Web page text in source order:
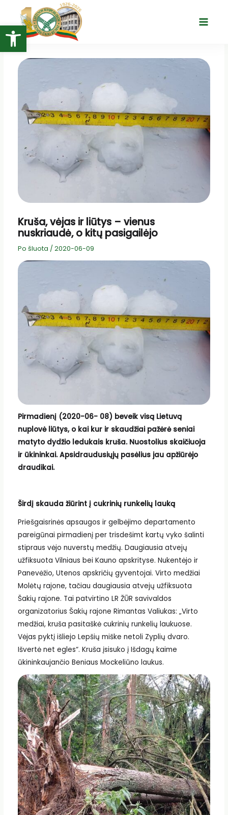
Open toolbar
turinio
Main
Kruša, vėjas ir liūtys – vienus
nuskriaudė, o kitų pasigailėjo
Po šluota / 2020-06-09
Pirmadienį (2020-06- 08) beveik visą Lietuvą
nuplovė liūtys, o kai kur ir skaudžiai pažėrė seniai
matyto dydžio ledukais kruša. Nuostolius skaičiuoja
ir ūkininkai. Apsidraudusiųjų pasėlius jau apžiūrėjo
draudikai.
Širdį skauda žiūrint į cukrinių runkelių lauką
Priešgaisrinės apsaugos ir gelbėjimo departamento
pareigūnai pirmadienį per trisdešimt kartų vyko šalinti
stipraus vėjo nuverstų medžių. Daugiausia atvejų
užfiksuota Vilniaus bei Kauno apskrityse. Nukentėjo ir
Panevėžio, Utenos apskričių gyventojai. Virto medžiai
Molėtų rajone, tačiau daugiausia atvejų užfiksuota
Šakių rajone. Tai patvirtino LR ŽŪR savivaldos
organizatorius Šakių rajone Rimantas Valiukas: „Virto
medžiai, kruša pasitaškė cukrinių runkelių laukuose.
Vėjas pyktį išliejo Lepšių miške netoli Zyplių dvaro.
Išvertė net egles“. Kruša įsisuko į Išdagų kaime
ūkininkaujančio Beniaus Mockeliūno laukus.